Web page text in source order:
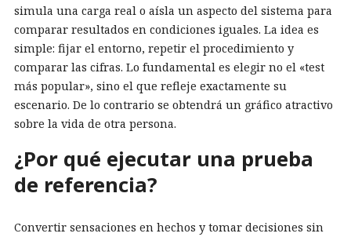
simula una carga real o aísla un aspecto del sistema para
comparar resultados en condiciones iguales. La idea es
simple: fijar el entorno, repetir el procedimiento y
comparar las cifras. Lo fundamental es elegir no el «test
más popular», sino el que refleje exactamente su
escenario. De lo contrario se obtendrá un gráfico atractivo
sobre la vida de otra persona.
¿Por qué ejecutar una prueba
de referencia?
Convertir sensaciones en hechos y tomar decisiones sin